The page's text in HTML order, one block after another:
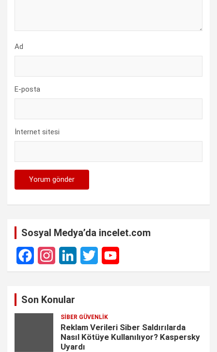
Ad
E-posta
İnternet sitesi
Sosyal Medya’da incelet.com
F
I
L
k
e
T
t
t
Y
T
u
Son Konular
SIBER GÜVENLIK
Reklam Verileri Siber Saldırılarda
Nasıl Kötüye Kullanılıyor? Kaspersky
Uyardı